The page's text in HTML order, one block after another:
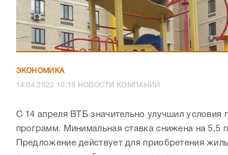
ЭКОНОМИКА
14.04.2022 10:19 НОВОСТИ КОМПАНИЙ
С 14 апреля ВТБ значительно улучшил условия
программ. Минимальная ставка снижена на 5,5
Предложение действует для приобретения